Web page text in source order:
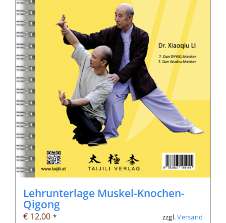
Lehrunterlage Muskel-Knochen-
Qigong
€ 12,00 * zzgl.Versand